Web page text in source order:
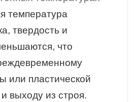
температура
твердость и
что
или пластической
выходу из строя.